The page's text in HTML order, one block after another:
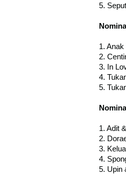
5.
1.
2.
3. In
4.
5.
1. Adit
2.
3.
4.
5. Upin